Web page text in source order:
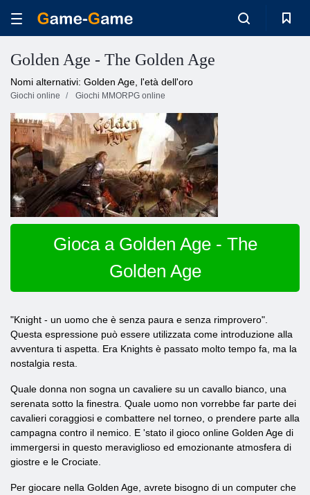
Golden Age - The Golden Age
Nomi alternativi: Golden Age, l'età dell'oro
Giochi online Giochi MMORPG online
Gioca a Golden Age - The
Golden Age
"Knight - un uomo che è senza paura e senza rimprovero".
Questa espressione può essere utilizzata come introduzione alla
avventura ti aspetta. Era Knights è passato molto tempo fa, ma la
nostalgia resta.
Quale donna non sogna un cavaliere su un cavallo bianco, una
serenata sotto la finestra. Quale uomo non vorrebbe far parte dei
cavalieri coraggiosi e combattere nel torneo, o prendere parte alla
campagna contro il nemico. E 'stato il gioco online Golden Age di
immergersi in questo meraviglioso ed emozionante atmosfera di
giostre e le Crociate.
Per giocare nella Golden Age, avrete bisogno di un computer che